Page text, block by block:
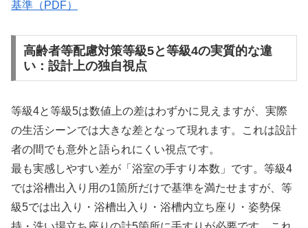
基準（PDF）
高齢者等配慮対策等級5と等級4の実質的な違
い：設計上の独自視点
等級4と等級5は数値上の差はわずかに見えますが、実際
の生活シーンでは大きな差となって現れます。これは設計
者の間でも意外と語られにくい視点です。
最も実感しやすい差が「浴室の手すり本数」です。等級4
では浴槽出入り用の1箇所だけで基準を満たせますが、等
級5では出入り・浴槽出入り・浴槽内立ち座り・姿勢保